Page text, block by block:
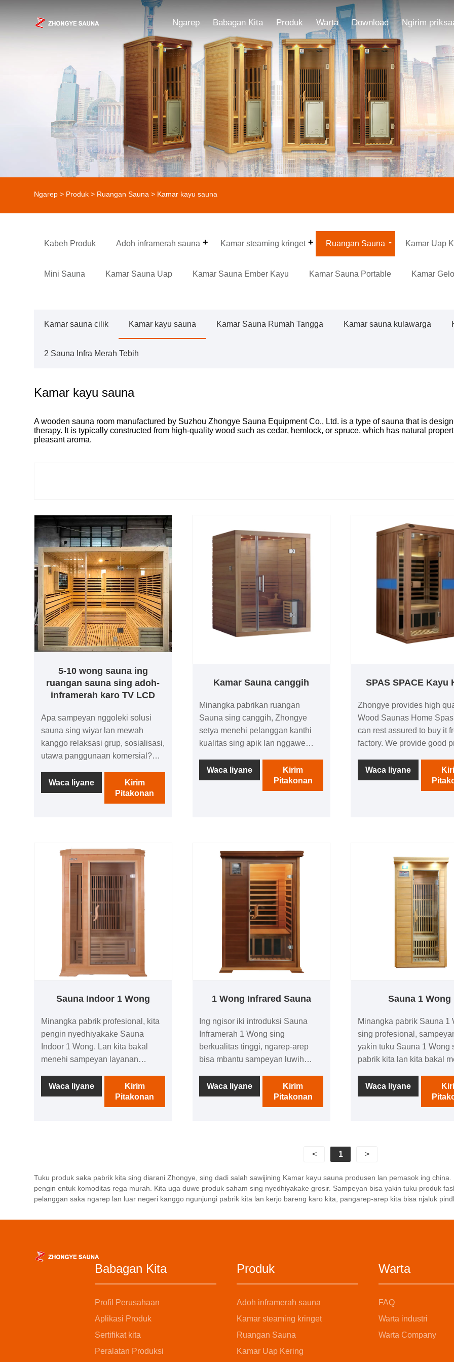
Ngarep Babagan Kita Produk Warta Download Ngirim
Ngarep > Produk > Ruangan Sauna > Kamar kayu sauna
Kabeh Produk Adoh inframerah sauna Kamar steaming kringet Ruangan Sauna Kamar Uap
Mini Sauna Kamar Sauna Uap Kamar Sauna Ember Kayu Kamar Sauna Portable Kamar
Kamar sauna cilik Kamar kayu sauna Kamar Sauna Rumah Tangga Kamar sauna kulawarga
2 Sauna Infra Merah Tebih
Kamar kayu sauna
A wooden sauna room manufactured by Suzhou Zhongye Sauna Equipment Co., Ltd. is a type of sauna that is
therapy. It is typically constructed from high-quality wood such as cedar, hemlock, or spruce, which has natural
pleasant aroma.
5-10 wong sauna ing
ruangan sauna sing adoh-
inframerah karo TV LCD
Apa sampeyan nggoleki solusi
sauna sing wiyar lan mewah
kanggo relaksasi grup, sosialisasi,
utawa panggunaan komersial?
sauna sauna sing adoh banget
karo TV LCD disedhiyakake
kanggo kabutuhan, nggabungake
Waca liyane
Kirim
Pitakonan
Kamar Sauna canggih
Minangka pabrikan ruangan
Sauna sing canggih, Zhongye
setya menehi pelanggan kanthi
kualitas sing apik lan nggawe
duwe pengalaman manufaktur lan
peralatan produksi maju, lan
produk sing adol dikenali dening
Waca liyane
Kirim
Pitakonan
SPAS SPACE Kayu
Zhongye provides high
Wood Saunas Home
can rest assured to buy it
factory. We provide good
Contact us and get more
Waca liyane
Sauna Indoor 1 Wong
Minangka pabrik profesional, kita
pengin nyedhiyakake Sauna
Indoor 1 Wong. Lan kita bakal
menehi sampeyan layanan
pangiriman pas wektune.Produk
kita ora mung didol ing
saindhenging negara, nanging
India, Iran, Uni Emirat Arab, Brazil,
Chili, lan sapiturute, kanthi volume
ekspor taunan luwih saka 60%.
Waca liyane
Kirim
Pitakonan
1 Wong Infrared Sauna
Ing ngisor iki introduksi Sauna
Inframerah 1 Wong sing
berkualitas tinggi, ngarep-arep
bisa mbantu sampeyan luwih
Welcome pelanggan anyar lan
lawas kanggo terus kerjo bareng
karo kita kanggo nggawe mangsa
sawise-sales specifications
layanan kanggo nyukupi syarat
customer ing kabeh. -proses
jangka panjang lan saling
nguntungake wis diadegake.
Waca liyane
Kirim
Pitakonan
Sauna 1 Wong
Minangka pabrik Sauna 1
sing profesional,
yakin tuku Sauna 1 Wong
pabrik kita lan kita bakal
lan pangiriman pas
solusi bespoke kanggo
layanan unparalleled
Waca liyane
< 1 >
Tuku produk saka pabrik kita sing diarani Zhongye, sing dadi salah sawijining Kamar kayu sauna produsen lan pemasok ing
pengin entuk komoditas rega murah. Kita uga duwe produk saham sing nyedhiyakake grosir. Sampeyan bisa yakin tuku produk
pelanggan saka ngarep lan luar negeri kanggo ngunjungi pabrik kita lan kerjo bareng karo kita, pangarep-arep kita bisa njaluk
Babagan Kita
Profil Perusahaan
Aplikasi Produk
Sertifikat kita
Peralatan Produksi
Produk
Adoh inframerah sauna
Kamar steaming kringet
Ruangan Sauna
Kamar Uap Kering
Warta
FAQ
Warta industri
Warta Company